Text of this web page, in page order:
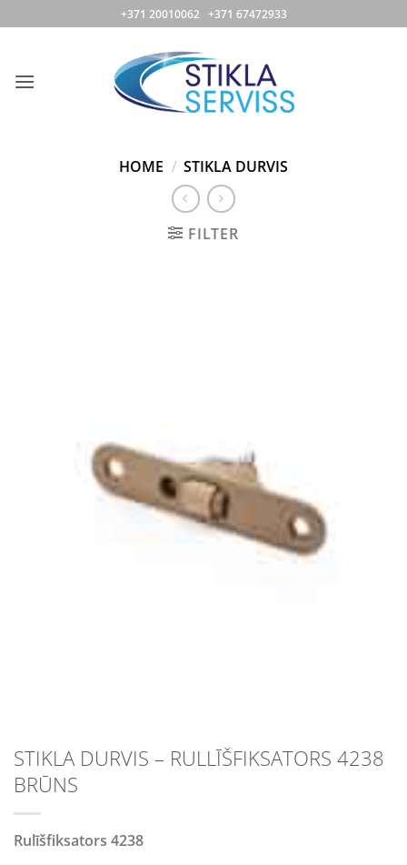
to
+371 20010062 +371 67472933
HOME / STIKLA DURVIS
FILTER
STIKLA DURVIS – RULLĪŠFIKSATORS 4238
BRŪNS
Rulīšfiksators 4238